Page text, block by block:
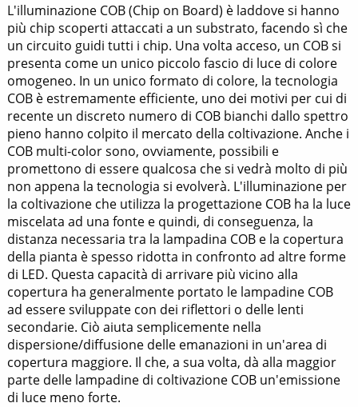
L'illuminazione COB (Chip on Board) è laddove si hanno
più chip scoperti attaccati a un substrato, facendo sì che
un circuito guidi tutti i chip. Una volta acceso, un COB si
presenta come un unico piccolo fascio di luce di colore
omogeneo. In un unico formato di colore, la tecnologia
COB è estremamente efficiente, uno dei motivi per cui di
recente un discreto numero di COB bianchi dallo spettro
pieno hanno colpito il mercato della coltivazione. Anche i
COB multi-color sono, ovviamente, possibili e
promettono di essere qualcosa che si vedrà molto di più
non appena la tecnologia si evolverà. L'illuminazione per
la coltivazione che utilizza la progettazione COB ha la luce
miscelata ad una fonte e quindi, di conseguenza, la
distanza necessaria tra la lampadina COB e la copertura
della pianta è spesso ridotta in confronto ad altre forme
di LED. Questa capacità di arrivare più vicino alla
copertura ha generalmente portato le lampadine COB
ad essere sviluppate con dei riflettori o delle lenti
secondarie. Ciò aiuta semplicemente nella
dispersione/diffusione delle emanazioni in un'area di
copertura maggiore. Il che, a sua volta, dà alla maggior
parte delle lampadine di coltivazione COB un'emissione
di luce meno forte.